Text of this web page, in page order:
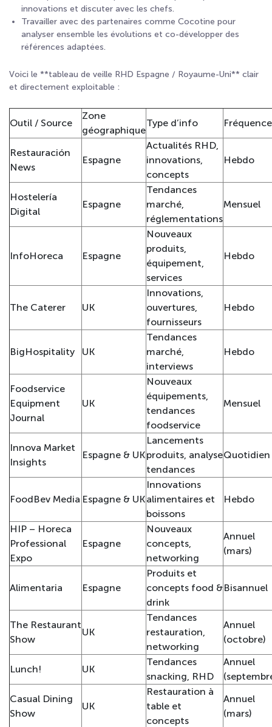
innovations et discuter avec les chefs.
Travailler avec des partenaires comme Cocotine pour
analyser ensemble les évolutions et co-développer des
références adaptées.
Voici le **tableau de veille RHD Espagne / Royaume-Uni** clair
et directement exploitable :
Outil / Source
Zone
géographique
Type d’info Fréquence
Restauración
News
Espagne
Actualités RHD,
innovations,
concepts
Hebdo
Hostelería
Digital
Espagne
Tendances
marché,
réglementations
Mensuel
InfoHoreca Espagne
Nouveaux
produits,
équipement,
services
Hebdo
The Caterer UK
Innovations,
ouvertures,
fournisseurs
Hebdo
BigHospitality UK
Tendances
marché,
interviews
Hebdo
Foodservice
Equipment
Journal
UK
Nouveaux
équipements,
tendances
foodservice
Mensuel
Innova Market
Insights
Espagne & UK
Lancements
produits, analyse
tendances
Quotidien
FoodBev Media Espagne & UK
Innovations
alimentaires et
boissons
Hebdo
HIP – Horeca
Professional
Expo
Espagne
Nouveaux
concepts,
networking
Annuel
(mars)
Alimentaria Espagne
Produits et
concepts food &
drink
Bisannuel
The Restaurant
Show
UK
Tendances
restauration,
networking
Annuel
(octobre)
Lunch! UK
Tendances
snacking, RHD
Annuel
Casual Dining
Show
UK
Restauration à
table et
concepts
Annuel
(mars)